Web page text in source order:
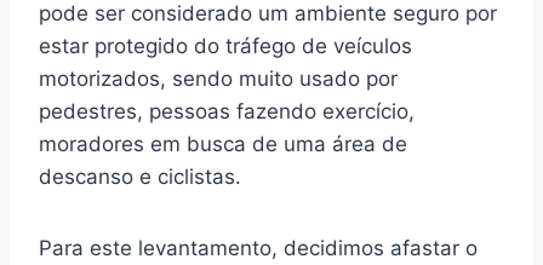
pode ser considerado um ambiente seguro por
estar protegido do tráfego de veículos
motorizados, sendo muito usado por
pedestres, pessoas fazendo exercício,
moradores em busca de uma área de
descanso e ciclistas.
Para este levantamento, decidimos afastar o